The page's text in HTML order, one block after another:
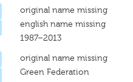
original name missing
english name missing
1987–2013
original name missing
Green Federation